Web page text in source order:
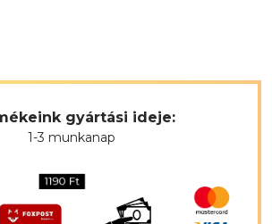
gyártási ideje:
1-3 munkanap